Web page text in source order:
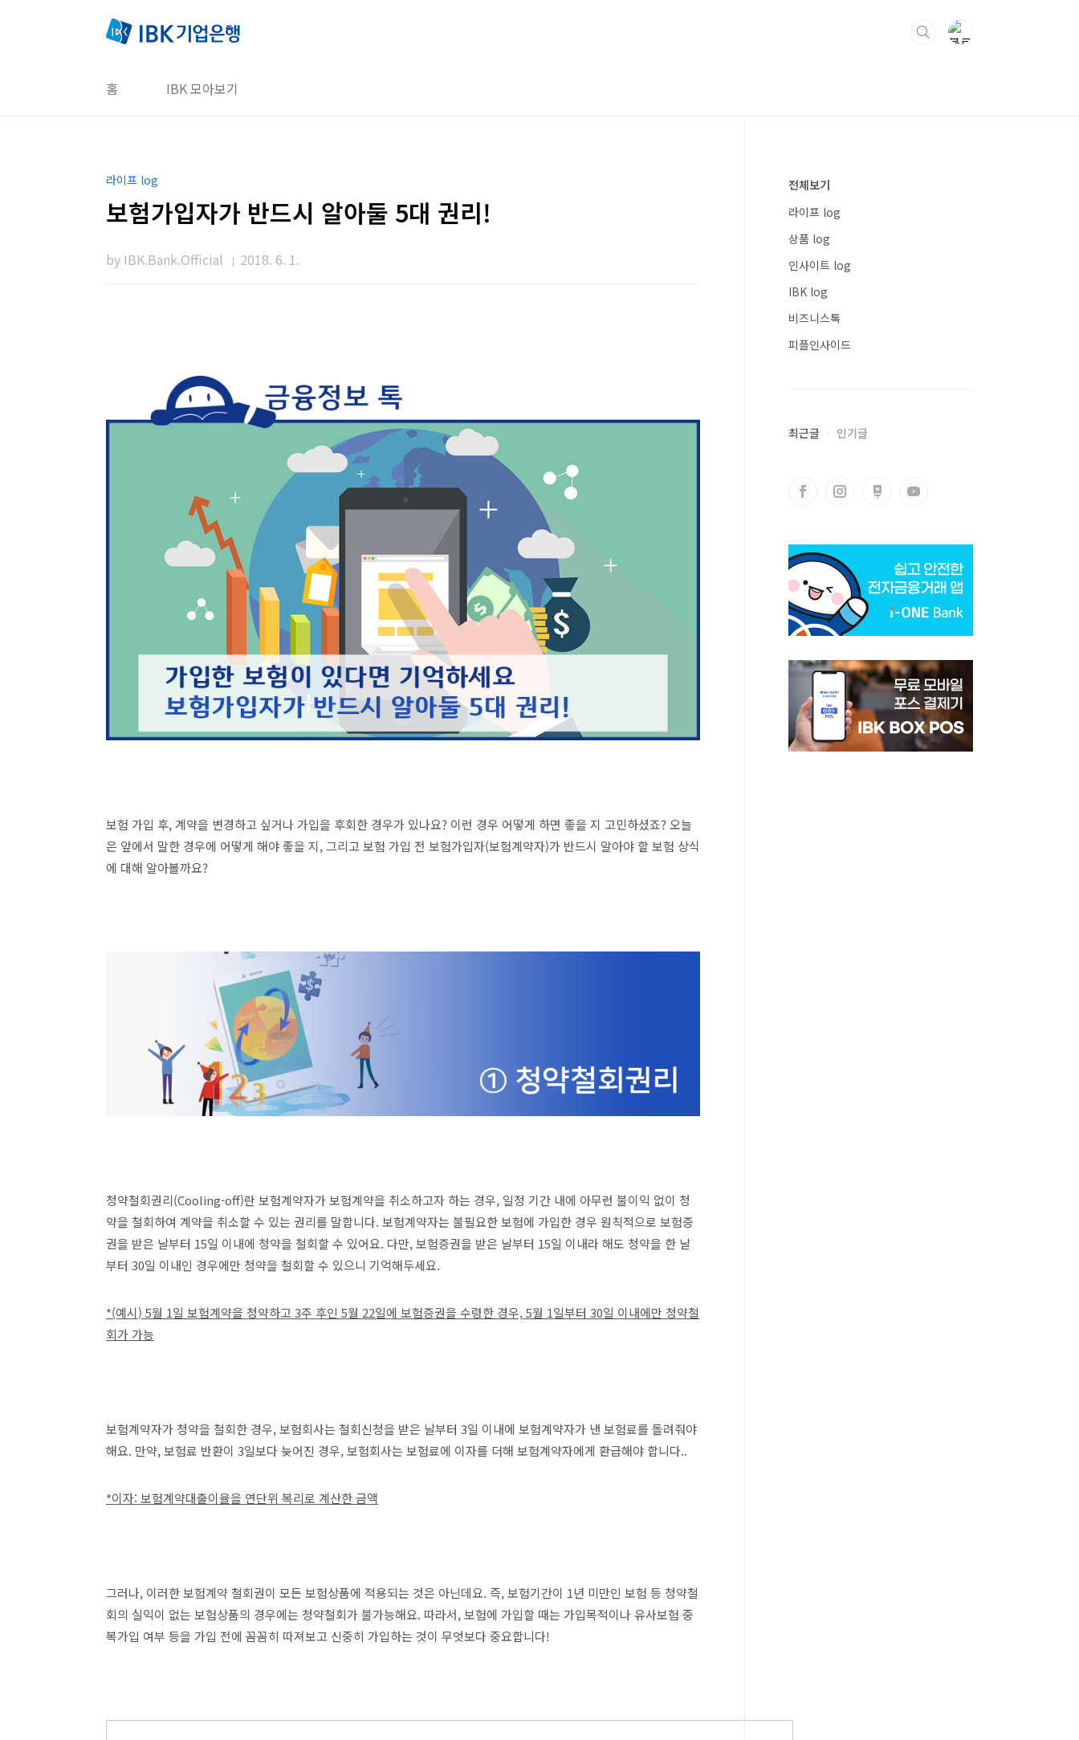
홈 IBK 모아보기
라이프 log
보험가입자가 반드시 알아둘 5대 권리!
by IBK.Bank.Official 2018. 6. 1.
보험 가입 후, 계약을 변경하고 싶거나 가입을 후회한 경우가 있나요? 이런 경우 어떻게 하면 좋을 지 고민하셨죠? 오늘
은 앞에서 말한 경우에 어떻게 해야 좋을 지, 그리고 보험 가입 전 보험가입자(보험계약자)가 반드시 알아야 할 보험 상식
에 대해 알아볼까요?
청약철회권리(Cooling-off)란 보험계약자가 보험계약을 취소하고자 하는 경우, 일정 기간 내에 아무런 불이익 없이 청
약을 철회하여 계약을 취소할 수 있는 권리를 말합니다. 보험계약자는 불필요한 보험에 가입한 경우 원칙적으로 보험증
권을 받은 날부터 15일 이내에 청약을 철회할 수 있어요. 다만, 보험증권을 받은 날부터 15일 이내라 해도 청약을 한 날
부터 30일 이내인 경우에만 청약을 철회할 수 있으니 기억해두세요.
*(예시) 5월 1일 보험계약을 청약하고 3주 후인 5월 22일에 보험증권을 수령한 경우, 5월 1일부터 30일 이내에만 청약철
회가 가능
보험계약자가 청약을 철회한 경우, 보험회사는 철회신청을 받은 날부터 3일 이내에 보험계약자가 낸 보험료를 돌려줘야
해요. 만약, 보험료 반환이 3일보다 늦어진 경우, 보험회사는 보험료에 이자를 더해 보험계약자에게 환급해야 합니다..
*이자: 보험계약대출이율을 연단위 복리로 계산한 금액
그러나, 이러한 보험계약 철회권이 모든 보험상품에 적용되는 것은 아닌데요. 즉, 보험기간이 1년 미만인 보험 등 청약철
회의 실익이 없는 보험상품의 경우에는 청약철회가 불가능해요. 따라서, 보험에 가입할 때는 가입목적이나 유사보험 중
복가입 여부 등을 가입 전에 꼼꼼히 따져보고 신중히 가입하는 것이 무엇보다 중요합니다!
전체보기
라이프 log
상품 log
인사이트 log
IBK log
비즈니스톡
피플인사이드
최근글 인기글